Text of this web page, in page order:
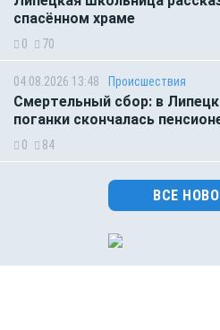
спасённом храме
0 70
04.08.2026 13:48 Происшествия
Смертельный сбор: в
поганки скончалась
0 84
ВСЕ